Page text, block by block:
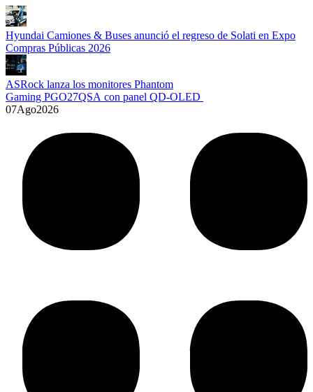
Hyundai Camiones & Buses anunció el regreso de Solati en Expo
Compras Públicas 2026
ASRock lanza los monitores Phantom
Gaming PGO27QSA con panel QD-OLED
07Ago2026